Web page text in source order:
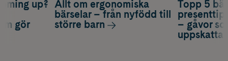
Topp 5
– gåvor
up?
gör
Allt om ergonomiska
bärselar – från nyfödd till
större barn